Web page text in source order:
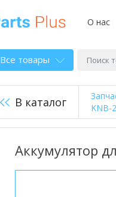
О нас
Все товары
В каталог
KNB-
Аккумулятор